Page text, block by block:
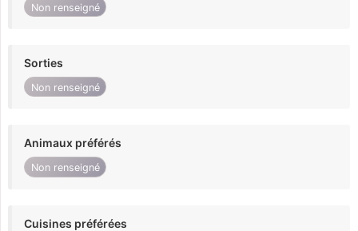
Non renseigné
Sorties
Non renseigné
Animaux préférés
Non renseigné
Cuisines préférées